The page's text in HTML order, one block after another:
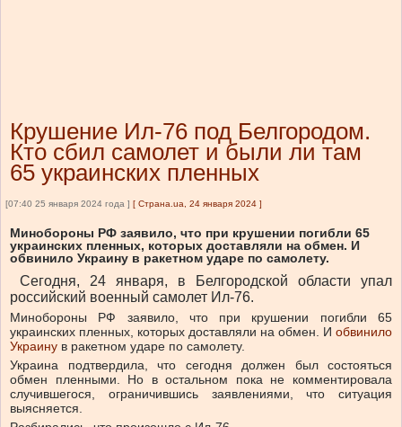
Крушение Ил-76 под Белгородом.
Кто сбил самолет и были ли там
65 украинских пленных
[07:40 25 января 2024 года ] [ Страна.ua, 24 января 2024 ]
Минобороны РФ заявило, что при крушении погибли 65
украинских пленных, которых доставляли на обмен. И
обвинило Украину в ракетном ударе по самолету.
Сегодня, 24 января, в Белгородской области упал
российский военный самолет Ил-76.
Минобороны РФ заявило, что при крушении погибли 65
украинских пленных, которых доставляли на обмен. И обвинило
Украину в ракетном ударе по самолету.
Украина подтвердила, что сегодня должен был состояться
обмен пленными. Но в остальном пока не комментировала
случившегося, ограничившись заявлениями, что ситуация
выясняется.